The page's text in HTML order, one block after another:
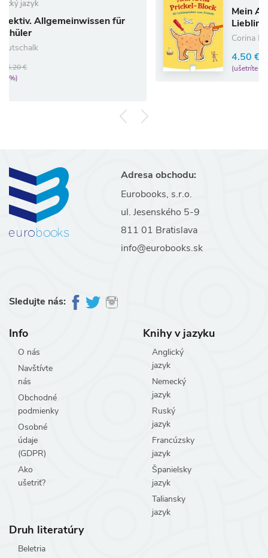
für
Mein Arena Prickel-
Lieblingsbilder zum
Corina Beurenmeister
4.50 € 5.00 €
(ušetríte 10%)
Adresa obchodu:
Eurobooks, s.r.o.
ul. Jesenského 5-9
811 01 Bratislava
info@eurobooks.sk
Sledujte nás:
Info
O nás
Navštívte
nás
Obchodné
podmienky
Osobné
údaje
(GDPR)
Ako
ušetriť?
Knihy v jazyku
Anglický
jazyk
Nemecký
jazyk
Ruský
jazyk
Francúzsky
jazyk
Španielsky
jazyk
Taliansky
jazyk
Druh literatúry
Beletria